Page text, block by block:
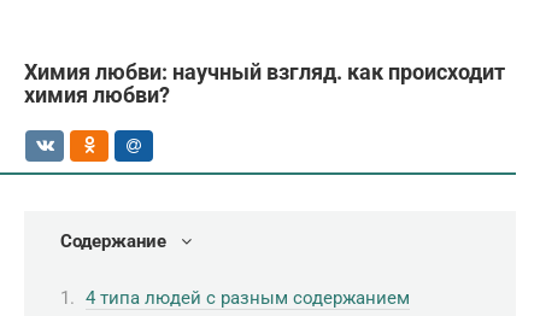
Химия любви: научный взгляд. как происходит
химия любви?
Содержание
4 типа людей с разным содержанием